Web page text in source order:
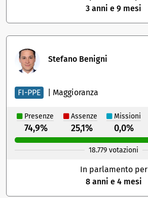
3 anni e 9 mesi
Stefano Benigni
FI-PPE Maggioranza
Presenze Assenze Missioni
74,9% 25,1% 0,0%
18.779 votazioni
In parlamento per
8 anni e 4 mesi